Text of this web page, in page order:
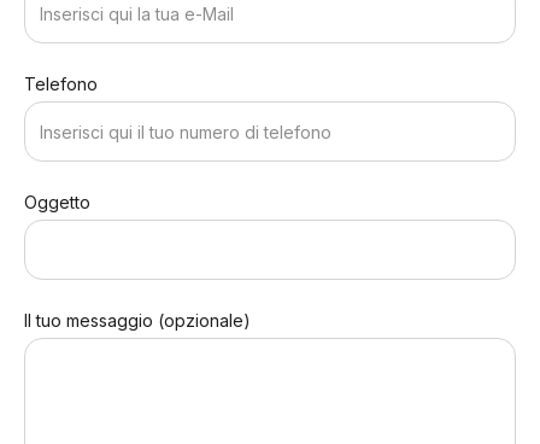
Telefono
Oggetto
Il tuo messaggio (opzionale)